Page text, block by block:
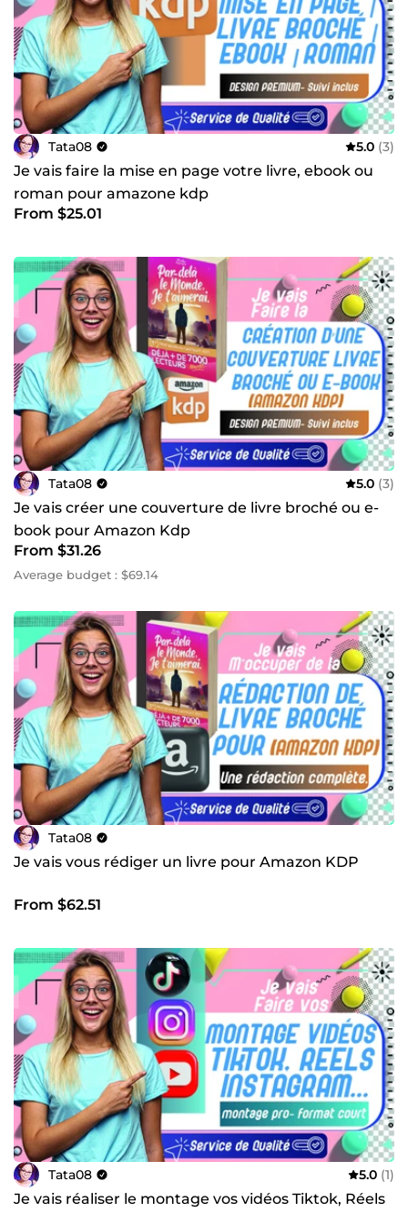
Tata08 5.0 (3)
Je vais faire la mise en page votre livre, ebook ou
roman pour amazone kdp
From $25.01
Tata08 5.0 (3)
Je vais créer une couverture de livre broché ou e-
book pour Amazon Kdp
From $31.26
Average budget : $69.14
Tata08
Je vais vous rédiger un livre pour Amazon KDP
From $62.51
Tata08 5.0 (1)
Je vais réaliser le montage vos vidéos Tiktok, Réels